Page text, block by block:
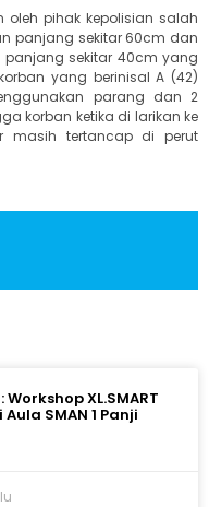
pihak kepolisian salah
panjang sekitar 60cm dan
panjang sekitar 40cm yang
yang berinisal A (42)
parang dan 2
korban ketika di larikan ke
masih tertancap di perut
XL.SMART
SMAN 1 Panji